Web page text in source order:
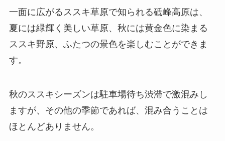
一面に広がるススキ草原で知られる砥峰高原は、
夏には緑輝く美しい草原、秋には黄金色に染まる
ススキ野原、ふたつの景色を楽しむことができま
す。
秋のススキシーズンは駐車場待ち渋滞で激混みし
ますが、その他の季節であれば、混み合うことは
ほとんどありません。